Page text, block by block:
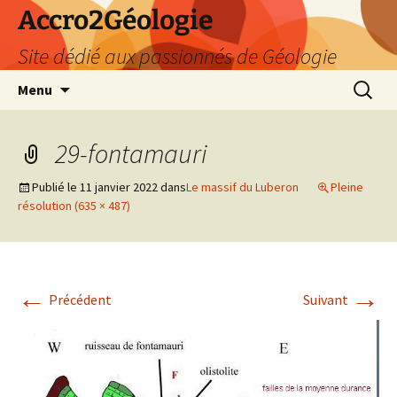
Accro2Géologie
Site dédié aux passionnés de Géologie
Menu
29-fontamauri
Publié le 11 janvier 2022dansLe massif du Luberon
Pleine
résolution (635 × 487)
← Précédent Suivant →